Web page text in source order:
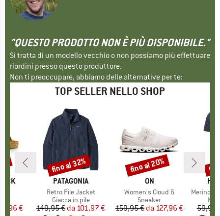
"QUESTO PRODOTTO NON È PIÙ DISPONIBILE."
Si tratta di un modello vecchio o non possiamo più effettuare
riordini presso questo produttore.
Non ti preoccupare, abbiamo delle alternative per te:
TOP SELLER NELLO SHOP
ridotto
€
MARCHIO
PATAGONIA
Articolo
Retro Pile Jacket
Gruppo di prodotti
Giacca in pile
Prezzo
149,95 € Prezzo ridotto
da 101,97 €
Sconto
fino al 32%
MARCHIO
ON
Articolo
Women's Cloud 6
Gruppo di prodotti
Sneaker
Prezzo
159,95 € Prezzo ridotto
da 127,96 €
Sconto
fino al 20%
Articolo
MerinoMix150
59,95